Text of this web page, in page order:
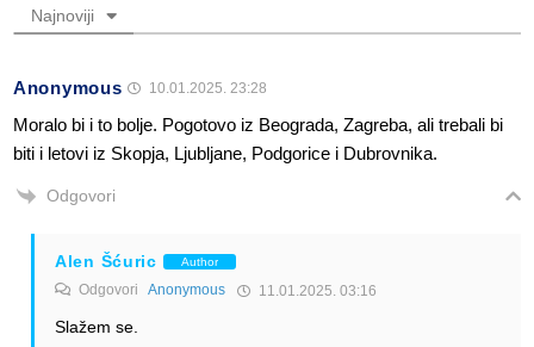
Najnoviji
Anonymous 10.01.2025. 23:28
Moralo bi i to bolje. Pogotovo iz Beograda, Zagreba, ali trebali bi
biti i letovi iz Skopja, Ljubljane, Podgorice i Dubrovnika.
Odgovori
Alen Šćuric Author
Odgovori Anonymous 11.01.2025. 03:16
Slažem se.